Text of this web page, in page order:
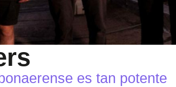
es tan potente